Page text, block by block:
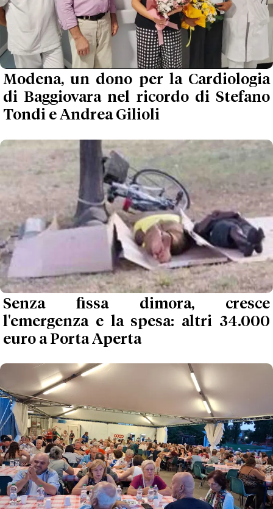
Modena, un dono per la Cardiologia
di Baggiovara nel ricordo di Stefano
Tondi e Andrea Gilioli
Senza fissa dimora, cresce
l'emergenza e la spesa: altri 34.000
euro a Porta Aperta